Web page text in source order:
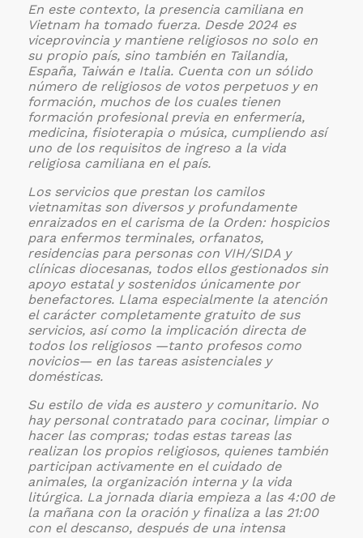
En este contexto, la presencia camiliana en
Vietnam ha tomado fuerza. Desde 2024 es
viceprovincia y mantiene religiosos no solo en
su propio país, sino también en Tailandia,
España, Taiwán e Italia. Cuenta con un sólido
número de religiosos de votos perpetuos y en
formación, muchos de los cuales tienen
formación profesional previa en enfermería,
medicina, fisioterapia o música, cumpliendo así
uno de los requisitos de ingreso a la vida
religiosa camiliana en el país.
Los servicios que prestan los camilos
vietnamitas son diversos y profundamente
enraizados en el carisma de la Orden: hospicios
para enfermos terminales, orfanatos,
residencias para personas con VIH/SIDA y
clínicas diocesanas, todos ellos gestionados sin
apoyo estatal y sostenidos únicamente por
benefactores. Llama especialmente la atención
el carácter completamente gratuito de sus
servicios, así como la implicación directa de
todos los religiosos —tanto profesos como
novicios— en las tareas asistenciales y
domésticas.
Su estilo de vida es austero y comunitario. No
hay personal contratado para cocinar, limpiar o
hacer las compras; todas estas tareas las
realizan los propios religiosos, quienes también
participan activamente en el cuidado de
animales, la organización interna y la vida
litúrgica. La jornada diaria empieza a las 4:00 de
la mañana con la oración y finaliza a las 21:00
con el descanso, después de una intensa